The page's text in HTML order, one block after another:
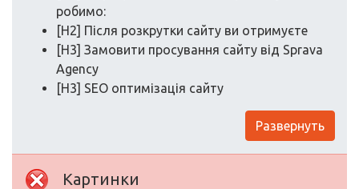
робимо:
[H2] Після розкрутки сайту ви отримуєте
[H3] Замовити просування сайту від Sprava
Agency
[H3] SEO оптимізація сайту
Развернуть
Картинки